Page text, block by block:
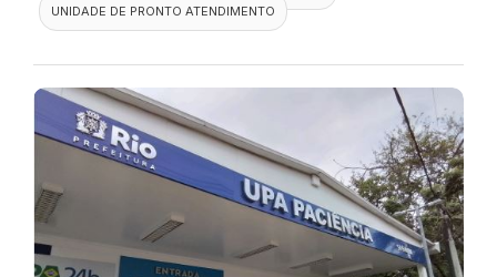
UNIDADE DE PRONTO ATENDIMENTO